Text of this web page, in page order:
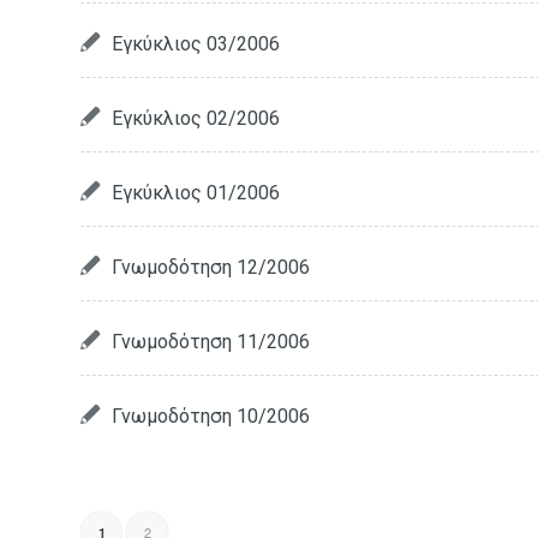
Εγκύκλιος 03/2006
Εγκύκλιος 02/2006
Εγκύκλιος 01/2006
Γνωμοδότηση 12/2006
Γνωμοδότηση 11/2006
Γνωμοδότηση 10/2006
1 2